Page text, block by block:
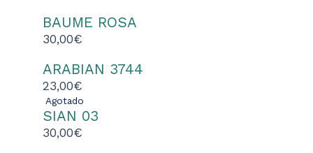
BAUME ROSA
30,00€
ARABIAN 3744
23,00€
Agotado
SIAN 03
30,00€